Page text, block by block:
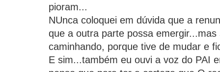
pioram...
NUnca coloquei em dúvida que a
que a outra parte possa emergir...mas
caminhando, porque tive de mudar e
E sim...também eu ouvi a voz do PAI